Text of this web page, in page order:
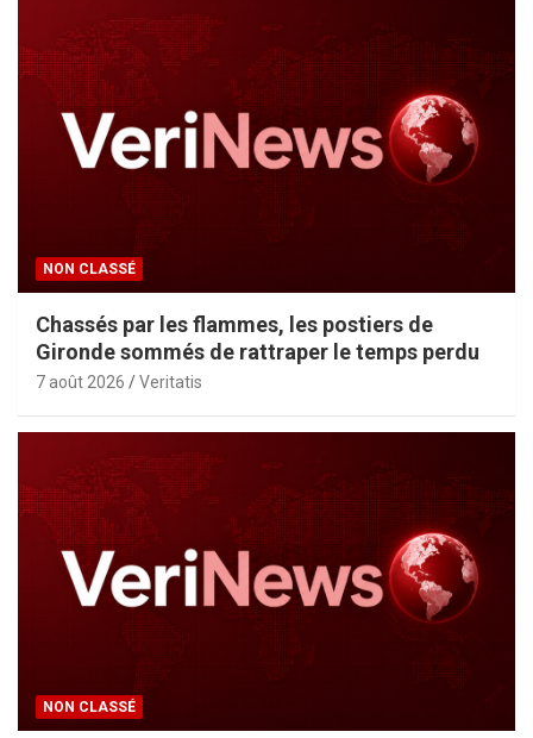
NON CLASSÉ
Chassés par les flammes, les postiers de
Gironde sommés de rattraper le temps perdu
7 août 2026 Veritatis
NON CLASSÉ